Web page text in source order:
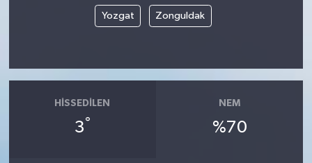
Yozgat Zonguldak
HISSEDILEN
3°
NEM
%70